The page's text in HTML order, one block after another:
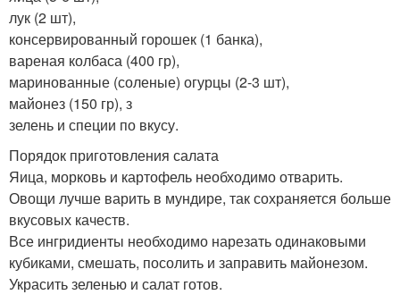
лук (2 шт),
консервированный горошек (1 банка),
вареная колбаса (400 гр),
маринованные (соленые) огурцы (2-3 шт),
майонез (150 гр), з
зелень и специи по вкусу.
Порядок приготовления салата
Яица, морковь и картофель необходимо отварить.
Овощи лучше варить в мундире, так сохраняется больше
вкусовых качеств.
Все ингридиенты необходимо нарезать одинаковыми
кубиками, смешать, посолить и заправить майонезом.
Украсить зеленью и салат готов.